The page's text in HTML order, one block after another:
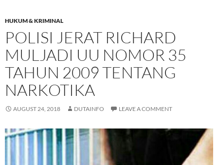
HUKUM & KRIMINAL
POLISI JERAT RICHARD
MULJADI UU NOMOR 35
TAHUN 2009 TENTANG
NARKOTIKA
AUGUST 24, 2018 DUTAINFO LEAVE A COMMENT